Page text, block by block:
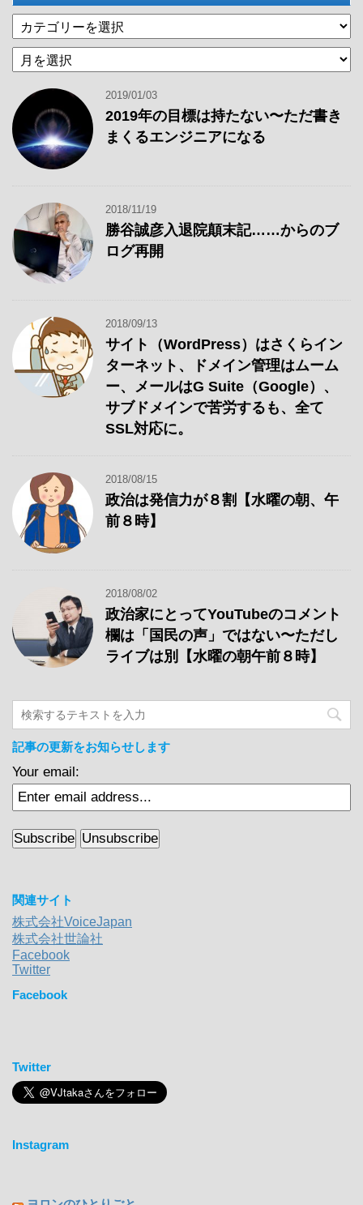
テ
ゴ
リ
過
去
記
事
2019/01/03
2019年の目標は持たない〜ただ書き
まくるエンジニアになる
2018/11/19
勝谷誠彦入退院顛末記……からのブ
ログ再開
2018/09/13
サイト（WordPress）はさくらイン
ターネット、ドメイン管理はムーム
ー、メールはG Suite（Google）、
サブドメインで苦労するも、全て
SSL対応に。
2018/08/15
政治は発信力が８割【水曜の朝、午
前８時】
2018/08/02
政治家にとってYouTubeのコメント
欄は「国民の声」ではない〜ただし
ライブは別【水曜の朝午前８時】
記事の更新をお知らせします
Your email:
関連サイト
株式会社VoiceJapan
株式会社世論社
Facebook
Twitter
Facebook
Twitter
Instagram